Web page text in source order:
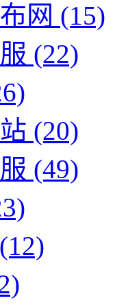
网 (15)
(22)
(20)
(49)
(12)